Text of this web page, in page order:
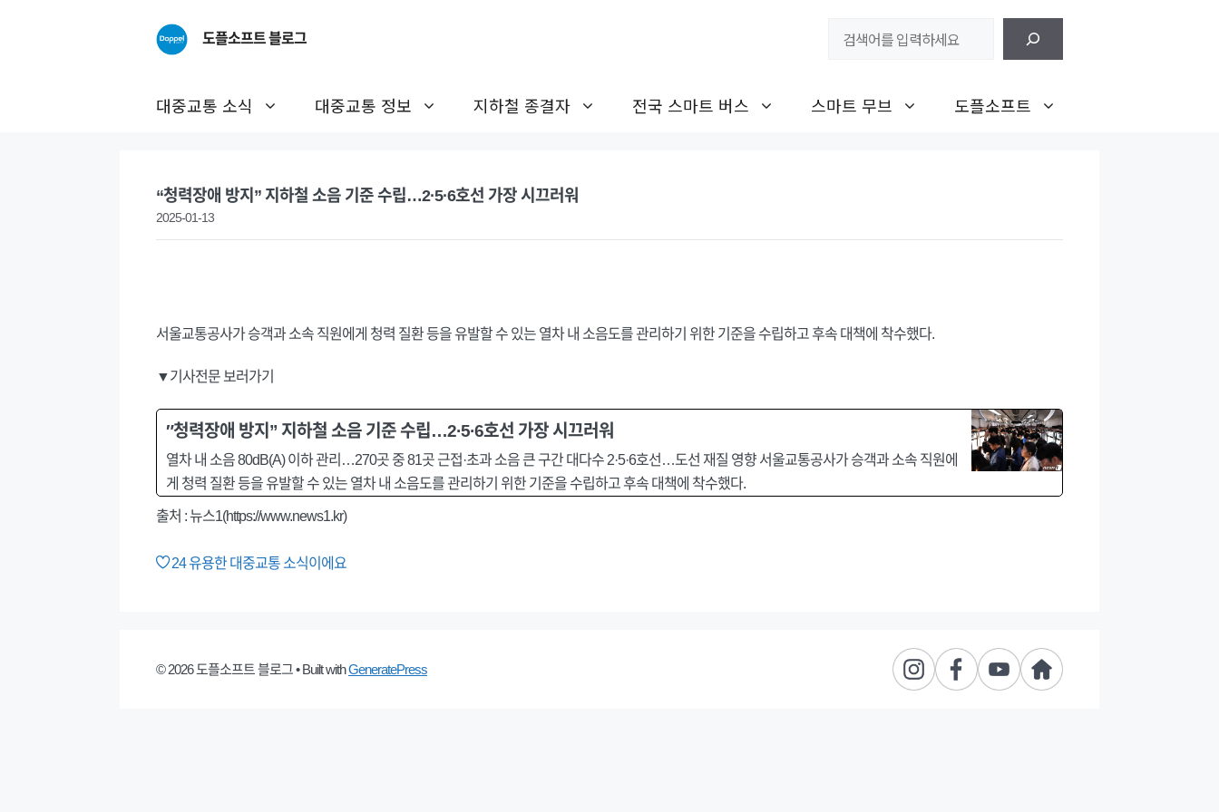
도플소프트 블로그
대중교통 소식 대중교통 정보 지하철 종결자 전국 스마트 버스 스마트 무브 도플소프트
“청력장애 방지” 지하철 소음 기준 수립…2·5·6호선 가장 시끄러워
2025-01-13
서울교통공사가 승객과 소속 직원에게 청력 질환 등을 유발할 수 있는 열차 내 소음도를 관리하기 위한 기준을 수립하고 후속 대책에 착수했다.
▼기사전문 보러가기
″청력장애 방지” 지하철 소음 기준 수립…2·5·6호선 가장 시끄러워
열차 내 소음 80dB(A) 이하 관리…270곳 중 81곳 근접·초과 소음 큰 구간 대다수 2·5·6호선…도선 재질 영향 서울교통공사가 승객과 소속 직원에
게 청력 질환 등을 유발할 수 있는 열차 내 소음도를 관리하기 위한 기준을 수립하고 후속 대책에 착수했다.
출처 :뉴스1(https://www.news1.kr)
24유용한 대중교통 소식이에요
© 2026 도플소프트 블로그• Built withGeneratePress